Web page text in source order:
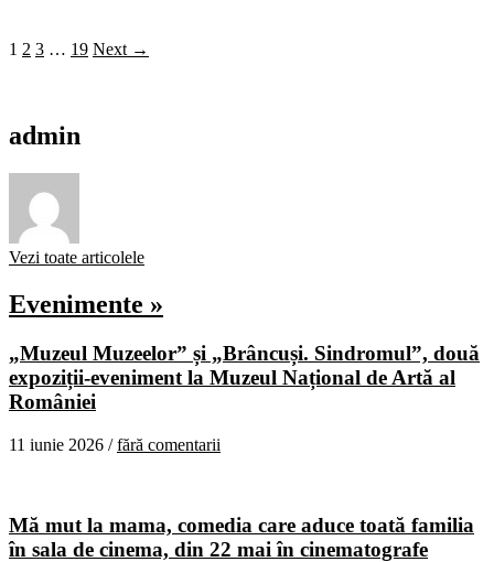
1 2 3 … 19 Next →
admin
Vezi toate articolele
Evenimente »
„Muzeul Muzeelor” și „Brâncuși. Sindromul”, două
expoziții-eveniment la Muzeul Național de Artă al
României
11 iunie 2026 /fără comentarii
Mă mut la mama, comedia care aduce toată familia
în sala de cinema, din 22 mai în cinematografe